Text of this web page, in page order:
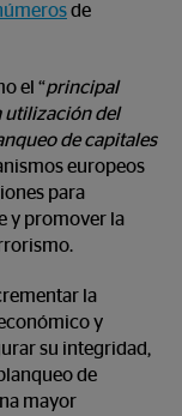
de
el “principal
utilización del
de capitales
europeos
para
y promover la
la
y
su integridad,
de
mayor